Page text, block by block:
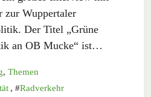
zur Wuppertaler
Der Titel „Grüne
an OB Mucke“ ist…
, Themen
, Radverkehr